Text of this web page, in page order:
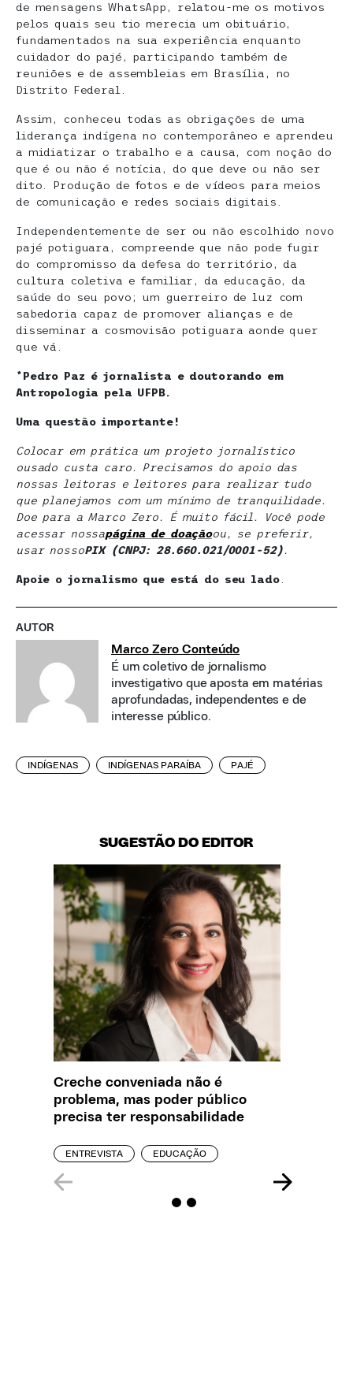
de mensagens WhatsApp, relatou-me os motivos
pelos quais seu tio merecia um obituário,
fundamentados na sua experiência enquanto
cuidador do pajé, participando também de
reuniões e de assembleias em Brasília, no
Distrito Federal.
Assim, conheceu todas as obrigações de uma
liderança indígena no contemporâneo e aprendeu
a midiatizar o trabalho e a causa, com noção do
que é ou não é notícia, do que deve ou não ser
dito. Produção de fotos e de vídeos para meios
de comunicação e redes sociais digitais.
Independentemente de ser ou não escolhido novo
pajé potiguara, compreende que não pode fugir
do compromisso da defesa do território, da
cultura coletiva e familiar, da educação, da
saúde do seu povo; um guerreiro de luz com
sabedoria capaz de promover alianças e de
disseminar a cosmovisão potiguara aonde quer
que vá.
*Pedro Paz é jornalista e doutorando em
Antropologia pela UFPB.
Uma questão importante!
Colocar em prática um projeto jornalístico
ousado custa caro. Precisamos do apoio das
nossas leitoras e leitores para realizar tudo
que planejamos com um mínimo de tranquilidade.
Doe para a Marco Zero. É muito fácil. Você pode
acessar nossapágina de doaçãoou, se preferir,
usar nossoPIX (CNPJ: 28.660.021/0001-52).
Apoie o jornalismo que está do seu lado.
AUTOR
Marco Zero Conteúdo
É um coletivo de jornalismo
investigativo que aposta em matérias
aprofundadas, independentes e de
interesse público.
INDÍGENAS INDÍGENAS PARAÍBA PAJÉ
SUGESTÃO DO EDITOR
Creche conveniada não é
problema, mas poder público
precisa ter responsabilidade
ENTREVISTA EDUCAÇÃO